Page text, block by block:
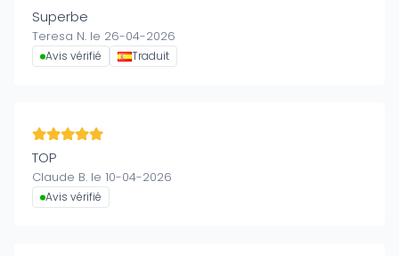
Superbe
Teresa N. le 26-04-2026
Avis vérifié Traduit
TOP
Claude B. le 10-04-2026
Avis vérifié